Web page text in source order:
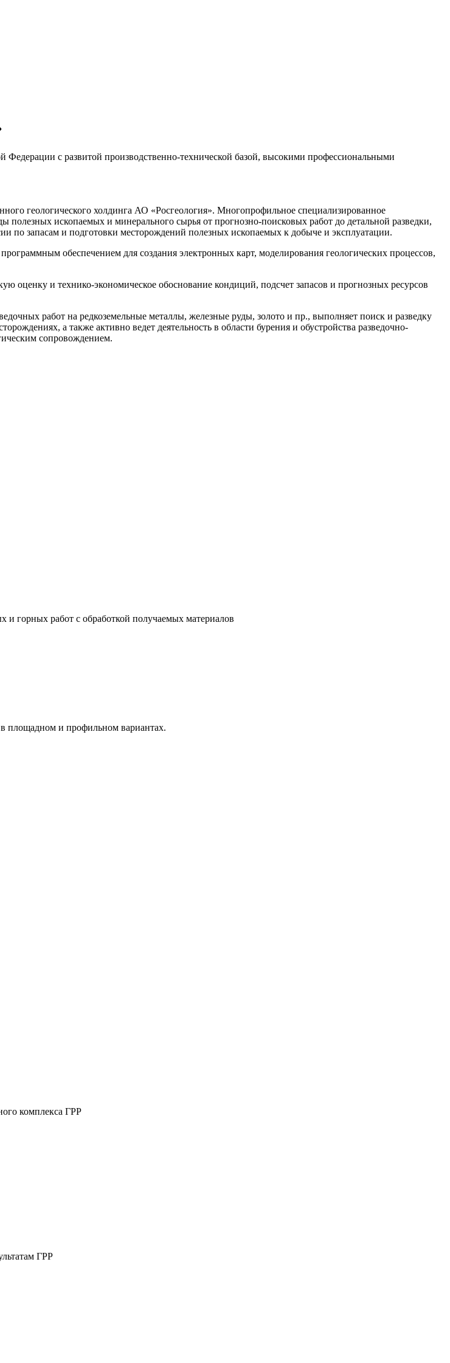
с развитой производственно-технической базой, высокими профессиональными
геологического холдинга АО «Росгеология». Многопрофильное специализированное
полезных ископаемых и минерального сырья от прогнозно-поисковых работ до детальной разведки,
по запасам и подготовки месторождений полезных ископаемых к добыче и эксплуатации.
обеспечением для создания электронных карт, моделирования геологических процессов,
оценку и технико-экономическое обоснование кондиций, подсчет запасов и прогнозных ресурсов
работ на редкоземельные металлы, железные руды, золото и пр., выполняет поиск и разведку
а также активно ведет деятельность в области бурения и обустройства разведочно-
сопровождением.
горных работ с обработкой получаемых материалов
площадном и профильном вариантах.
комплекса ГРР
ГРР